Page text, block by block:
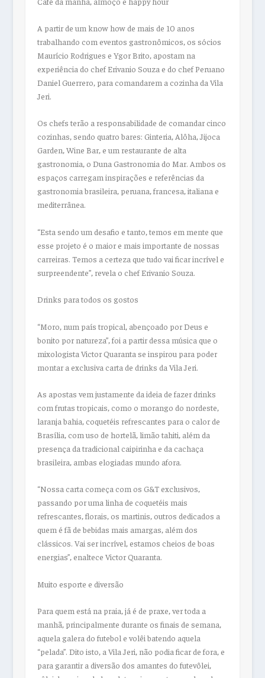
A partir de um know how de mais de 10 anos
trabalhando com eventos gastronômicos, os sócios
Maurício Rodrigues e Ygor Brito, apostam na
experiência do chef Erivanio Souza e do chef Peruano
Daniel Guerrero, para comandarem a cozinha da Vila
Jeri.
Os chefs terão a responsabilidade de comandar cinco
cozinhas, sendo quatro bares: Ginteria, Alôha, Jijoca
Garden, Wine Bar, e um restaurante de alta
gastronomia, o Duna Gastronomia do Mar. Ambos os
espaços carregam inspirações e referências da
gastronomia brasileira, peruana, francesa, italiana e
mediterrânea.
“Esta sendo um desafio e tanto, temos em mente que
esse projeto é o maior e mais importante de nossas
carreiras. Temos a certeza que tudo vai ficar incrível e
surpreendente”, revela o chef Erivanio Souza.
Drinks para todos os gostos
“Moro, num país tropical, abençoado por Deus e
bonito por natureza”, foi a partir dessa música que o
mixologista Victor Quaranta se inspirou para poder
montar a exclusiva carta de drinks da Vila Jeri.
As apostas vem justamente da ideia de fazer drinks
com frutas tropicais, como o morango do nordeste,
laranja bahia, coquetéis refrescantes para o calor de
Brasília, com uso de hortelã, limão tahiti, além da
presença da tradicional caipirinha e da cachaça
brasileira, ambas elogiadas mundo afora.
“Nossa carta começa com os G&T exclusivos,
passando por uma linha de coquetéis mais
refrescantes, florais, os martinis, outros dedicados a
quem é fã de bebidas mais amargas, além dos
clássicos. Vai ser incrível, estamos cheios de boas
energias”, enaltece Victor Quaranta.
Muito esporte e diversão
Para quem está na praia, já é de praxe, ver toda a
manhã, principalmente durante os finais de semana,
aquela galera do futebol e volêi batendo aquela
“pelada”. Dito isto, a Vila Jeri, não podia ficar de fora, e
para garantir a diversão dos amantes do futevôlei,